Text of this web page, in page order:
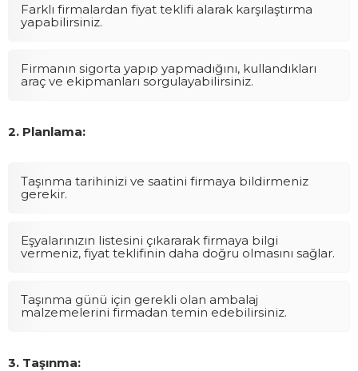
Farklı firmalardan fiyat teklifi alarak karşılaştırma
yapabilirsiniz.
Firmanın sigorta yapıp yapmadığını, kullandıkları
araç ve ekipmanları sorgulayabilirsiniz.
2. Planlama:
Taşınma tarihinizi ve saatini firmaya bildirmeniz
gerekir.
Eşyalarınızın listesini çıkararak firmaya bilgi
vermeniz, fiyat teklifinin daha doğru olmasını sağlar.
Taşınma günü için gerekli olan ambalaj
malzemelerini firmadan temin edebilirsiniz.
3. Taşınma: